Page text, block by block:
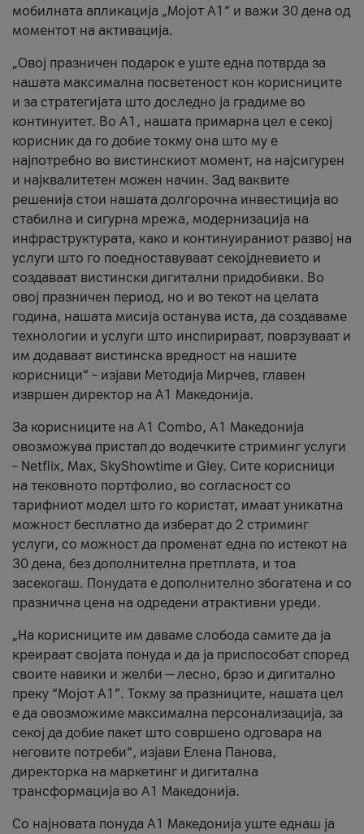
мобилната апликација „Мојот А1“ и важи 30 дена од
моментот на активација.
„Овој празничен подарок е уште една потврда за
нашата максимална посветеност кон корисниците
и за стратегијата што доследно ја градиме во
континуитет. Во А1, нашата примарна цел е секој
корисник да го добие токму она што му е
најпотребно во вистинскиот момент, на најсигурен
и најквалитетен можен начин. Зад ваквите
решенија стои нашата долгорочна инвестиција во
стабилна и сигурна мрежа, модернизација на
инфраструктурата, како и континуираниот развој на
услуги што го поедноставуваат секојдневието и
создаваат вистински дигитални придобивки. Во
овој празничен период, но и во текот на целата
година, нашата мисија останува иста, да создаваме
технологии и услуги што инспирираат, поврзуваат и
им додаваат вистинска вредност на нашите
корисници“ – изјави Методија Мирчев, главен
извршен директор на А1 Македонија.
За корисниците на A1 Combo, А1 Македонија
овозможува пристап до водечките стриминг услуги
– Netflix, Max, SkyShowtime и Gley. Сите корисници
на тековното портфолио, во согласност со
тарифниот модел што го користат, имаат уникатна
можност бесплатно да изберат до 2 стриминг
услуги, со можност да променат една по истекот на
30 дена, без дополнителна претплата, и тоа
засекогаш. Понудата е дополнително збогатена и со
празнична цена на одредени атрактивни уреди.
„На корисниците им даваме слобода самите да ја
креираат својата понуда и да ја приспособат според
своите навики и желби — лесно, брзо и дигитално
преку “Мојот А1”. Токму за празниците, нашата цел
е да овозможиме максимална персонализација, за
секој да добие пакет што совршено одговара на
неговите потреби“, изјави Елена Панова,
директорка на маркетинг и дигитална
трансформација во А1 Македонија.
Со најновата понуда А1 Македонија уште еднаш ја